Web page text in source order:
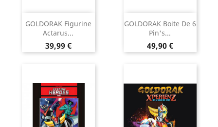
GOLDORAK Figurine
Actarus...
Prix
39,99 €
GOLDORAK Boite De 6
Pin's...
Prix
49,90 €